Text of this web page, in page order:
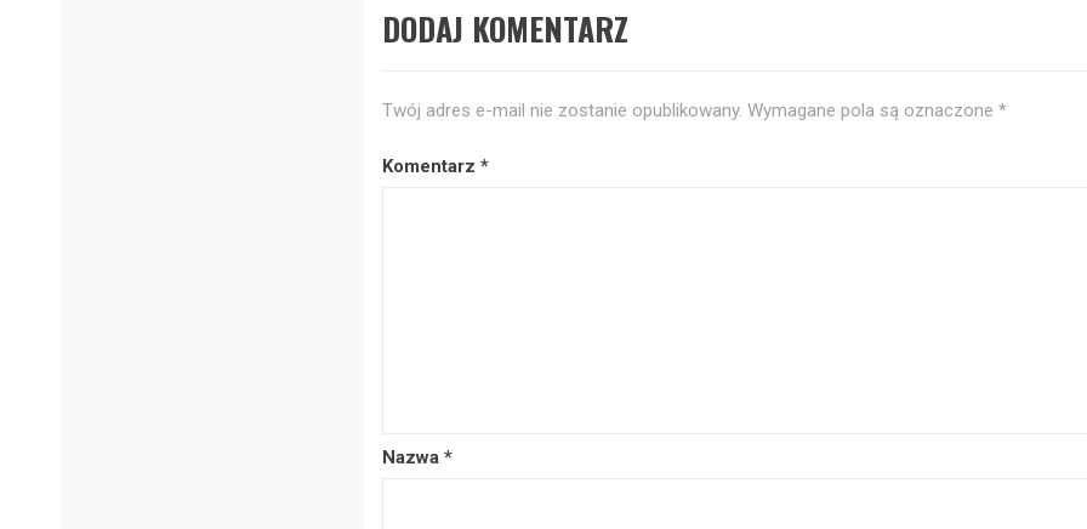
DODAJ KOMENTARZ
Twój adres e-mail nie zostanie opublikowany. Wymagane pola są oznaczone *
Komentarz *
Nazwa *